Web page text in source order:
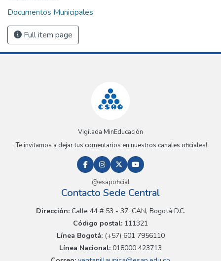
Documentos Municipales
Full item page
Vigilada MinEducación
¡Te invitamos a dejar tus comentarios en nuestros canales oficiales!
@esapoficial
Contacto Sede Central
Dirección:Calle 44 # 53 - 37, CAN, Bogotá D.C.
Código postal: 111321
Línea Bogotá:(+57) 601 7956110
Línea Nacional: 018000 423713